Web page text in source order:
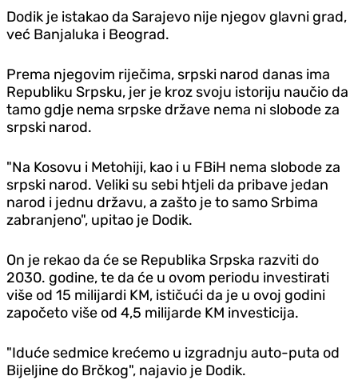
Dodik je istakao da Sarajevo nije njegov glavni grad,
već Banjaluka i Beograd.
Prema njegovim riječima, srpski narod danas ima
Republiku Srpsku, jer je kroz svoju istoriju naučio da
tamo gdje nema srpske države nema ni slobode za
srpski narod.
"Na Kosovu i Metohiji, kao i u FBiH nema slobode za
srpski narod. Veliki su sebi htjeli da pribave jedan
narod i jednu državu, a zašto je to samo Srbima
zabranjeno", upitao je Dodik.
On je rekao da će se Republika Srpska razviti do
2030. godine, te da će u ovom periodu investirati
više od 15 milijardi KM, ističući da je u ovoj godini
započeto više od 4,5 milijarde KM investicija.
"Iduće sedmice krećemo u izgradnju auto-puta od
Bijeljine do Brčkog", najavio je Dodik.